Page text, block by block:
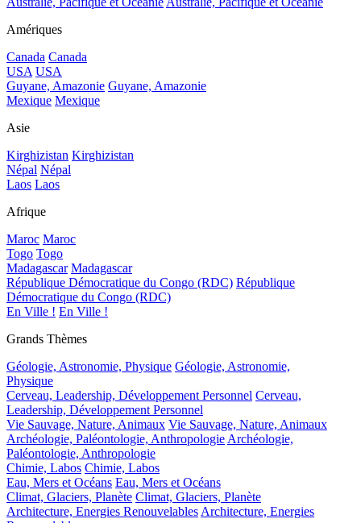
Amériques
Canada Canada
USA USA
Guyane, Amazonie Guyane, Amazonie
Mexique Mexique
Asie
Kirghizistan Kirghizistan
Népal Népal
Laos Laos
Afrique
Maroc Maroc
Togo Togo
Madagascar Madagascar
République Démocratique du Congo (RDC) République
Démocratique du Congo (RDC)
En Ville ! En Ville !
Grands Thèmes
Géologie, Astronomie, Physique Géologie, Astronomie,
Physique
Cerveau, Leadership, Développement Personnel Cerveau,
Leadership, Développement Personnel
Vie Sauvage, Nature, Animaux Vie Sauvage, Nature, Animaux
Archéologie, Paléontologie, Anthropologie Archéologie,
Paléontologie, Anthropologie
Chimie, Labos Chimie, Labos
Eau, Mers et Océans Eau, Mers et Océans
Climat, Glaciers, Planète Climat, Glaciers, Planète
Architecture, Energies Renouvelables Architecture, Energies